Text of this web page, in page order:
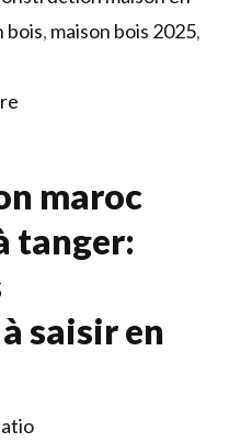
bois, maison bois 2025,
maroc
tanger:
saisir en